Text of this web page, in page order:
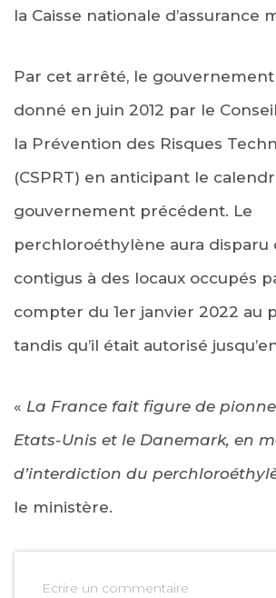
la Caisse nationale d’assurance
Par cet arrêté, le gouvernement
donné en juin 2012 par le
la Prévention des Risques
(CSPRT) en anticipant le
gouvernement précédent. Le
perchloroéthylène aura disparu
contigus à des locaux occupés
compter du 1er janvier 2022 au
tandis qu’il était autorisé
« La France fait figure de
Etats-Unis et le Danemark, en
d’interdiction du
le ministère.
Ecrire un commentaire